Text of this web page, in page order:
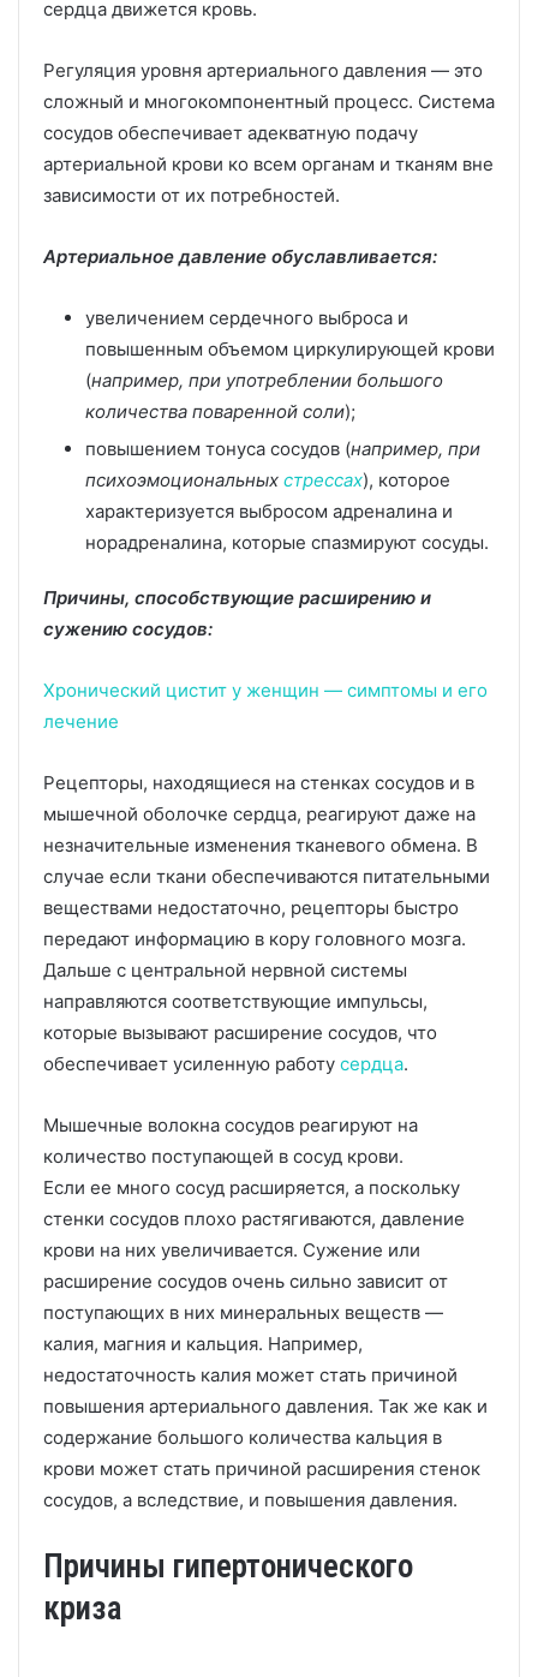
сердца движется кровь.
Регуляция уровня артериального давления — это
сложный и многокомпонентный процесс. Система
сосудов обеспечивает адекватную подачу
артериальной крови ко всем органам и тканям вне
зависимости от их потребностей.
Артериальное давление обуславливается:
увеличением сердечного выброса и
повышенным объемом циркулирующей крови
(например, при употреблении большого
количества поваренной соли);
повышением тонуса сосудов (например, при
психоэмоциональных стрессах), которое
характеризуется выбросом адреналина и
норадреналина, которые спазмируют сосуды.
Причины, способствующие расширению и
сужению сосудов:
Хронический цистит у женщин — симптомы и его
лечение
Рецепторы, находящиеся на стенках сосудов и в
мышечной оболочке сердца, реагируют даже на
незначительные изменения тканевого обмена. В
случае если ткани обеспечиваются питательными
веществами недостаточно, рецепторы быстро
передают информацию в кору головного мозга.
Дальше с центральной нервной системы
направляются соответствующие импульсы,
которые вызывают расширение сосудов, что
обеспечивает усиленную работу сердца.
Мышечные волокна сосудов реагируют на
количество поступающей в сосуд крови.
Если ее много сосуд расширяется, а поскольку
стенки сосудов плохо растягиваются, давление
крови на них увеличивается. Сужение или
расширение сосудов очень сильно зависит от
поступающих в них минеральных веществ —
калия, магния и кальция. Например,
недостаточность калия может стать причиной
повышения артериального давления. Так же как и
содержание большого количества кальция в
крови может стать причиной расширения стенок
сосудов, а вследствие, и повышения давления.
Причины гипертонического
криза